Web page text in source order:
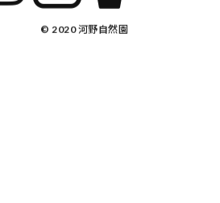
© 2020 河野自然園